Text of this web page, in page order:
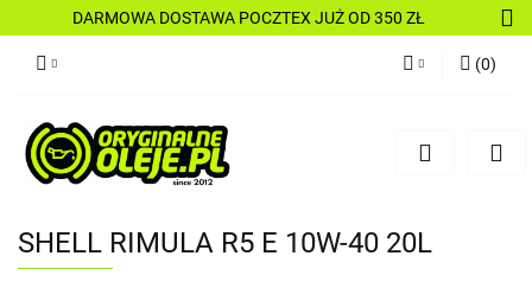
DARMOWA DOSTAWA POCZTEX JUŻ OD 350 ZŁ
Zarejestruj się
(0)
SHELL RIMULA R5 E 10W-40 20L